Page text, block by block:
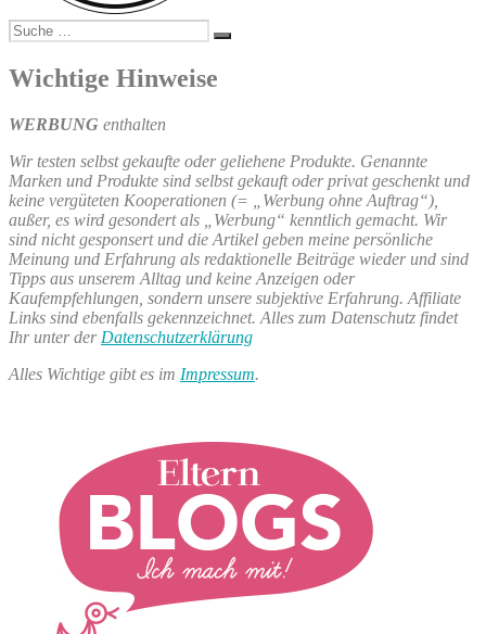
Suche
nach:
Suchen
Wichtige Hinweise
WERBUNG enthalten
Wir testen selbst gekaufte oder geliehene Produkte. Genannte
Marken und Produkte sind selbst gekauft oder privat geschenkt und
keine vergüteten Kooperationen (= „Werbung ohne Auftrag“),
außer, es wird gesondert als „Werbung“ kenntlich gemacht. Wir
sind nicht gesponsert und die Artikel geben meine persönliche
Meinung und Erfahrung als redaktionelle Beiträge wieder und sind
Tipps aus unserem Alltag und keine Anzeigen oder
Kaufempfehlungen, sondern unsere subjektive Erfahrung. Affiliate
Links sind ebenfalls gekennzeichnet. Alles zum Datenschutz findet
Ihr unter der Datenschutzerklärung
Alles Wichtige gibt es im Impressum.